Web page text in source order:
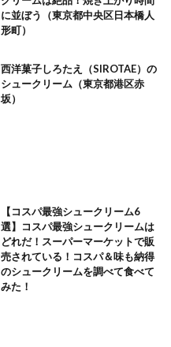
に並ぼう（東京都中央区日本橋人
形町）
西洋菓子しろたえ（SIROTAE）の
シュークリーム（東京都港区赤
坂）
【コスパ最強シュークリーム6
選】コスパ最強シュークリームは
どれだ！スーパーマーケットで販
売されている！コスパ＆味も納得
のシュークリームを調べて食べて
みた！